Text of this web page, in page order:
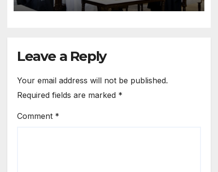
Leave a Reply
Your email address will not be published.
Required fields are marked *
Comment *